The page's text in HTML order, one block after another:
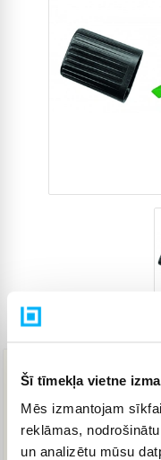
Šī tīmekļa vietne
Mēs izmantojam
reklāmas,
un analizētu mūsu
8,19 €